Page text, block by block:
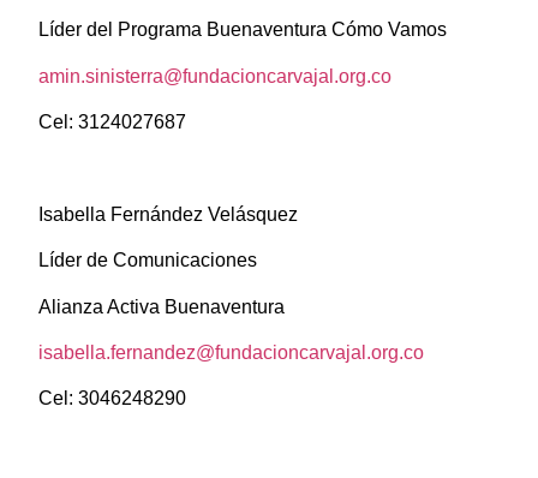
Líder del Programa Buenaventura Cómo Vamos
amin.sinisterra@fundacioncarvajal.org.co
Cel: 3124027687
Isabella Fernández Velásquez
Líder de Comunicaciones
Alianza Activa Buenaventura
isabella.fernandez@fundacioncarvajal.org.co
Cel: 3046248290